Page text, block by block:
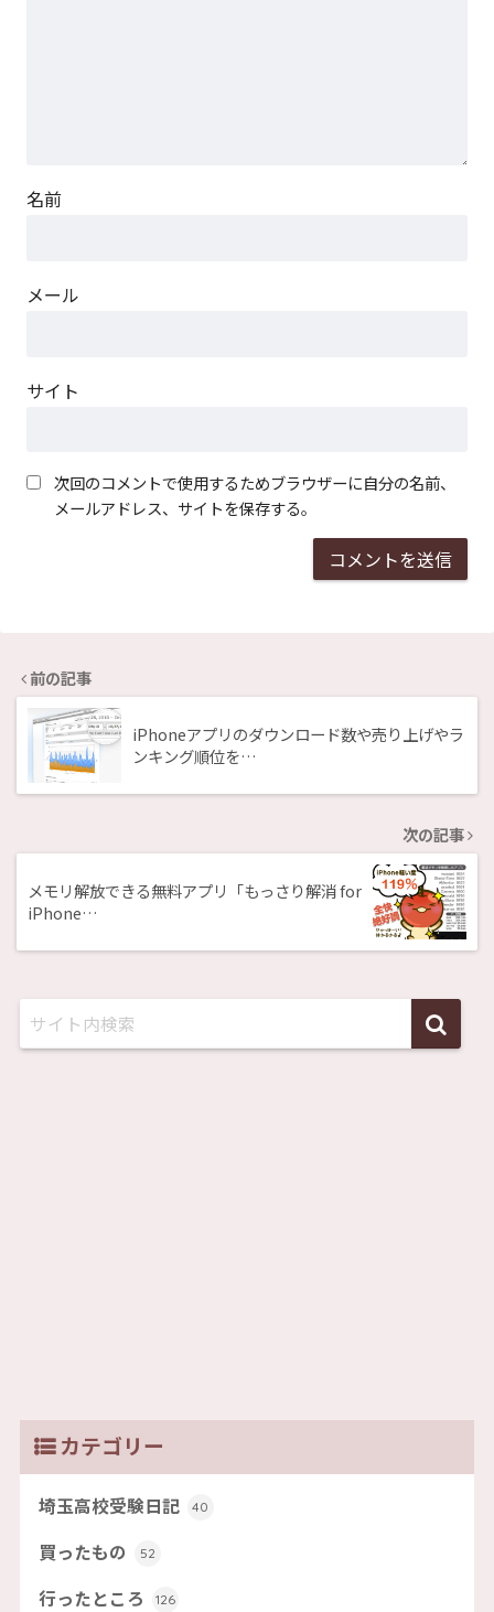
名前
メール
サイト
次回のコメントで使用するためブラウザーに自分の名前、
メールアドレス、サイトを保存する。
前の記事
iPhoneアプリのダウンロード数や売り上げやラ
ンキング順位を…
次の記事
メモリ解放できる無料アプリ「もっさり解消 for
iPhone…
カテゴリー
埼玉高校受験日記 40
買ったもの 52
行ったところ 126